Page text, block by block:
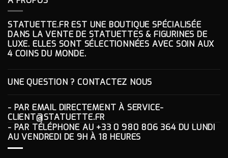
STATUETTE.FR EST UNE BOUTIQUE SPÉCIALISÉE
DANS LA VENTE DE STATUETTES & FIGURINES DE
LUXE. ELLES SONT SÉLECTIONNÉES AVEC SOIN AUX
4 COINS DU MONDE.
UNE QUESTION ? CONTACTEZ NOUS
- PAR EMAIL DIRECTEMENT À SERVICE-
CLIENT@STATUETTE.FR
- PAR TÉLÉPHONE AU +33 0 980 806 364DU LUNDI
AU VENDREDI DE 9H À 18 HEURES